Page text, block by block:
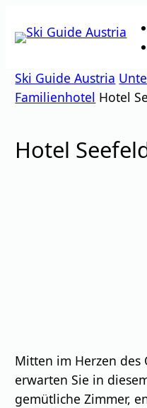
Inhalt
Ski Guide Austria
Familienhotel Hotel
Hotel
Mitten im Herzen
erwarten Sie in
gemütliche Zimmer,